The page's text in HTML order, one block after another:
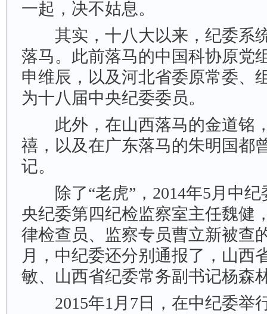
一起，决不姑息。
其实，十八大以来，纪委系
落马。此前落马的中国科协原党
申维辰，以及河北省委原常委、
为十八届中央纪委委员。
此外，在山西落马的金道铭
禧，以及在广东落马的朱明国都
记。
除了“老虎”，2014年5月中纪
央纪委第四纪检监察室主任魏健
律检查员、监察专员曹立新被查
月，中纪委还分别通报了，山西
敏、山西省纪委常务副书记杨森
2015年1月7日，在中纪委举